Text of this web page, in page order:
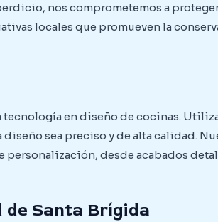
nos comprometemos a
locales que promueven la
tecnología en diseño de cocinas.
diseño sea preciso y de alta calidad.
personalización, desde acabados
de Santa Brígida